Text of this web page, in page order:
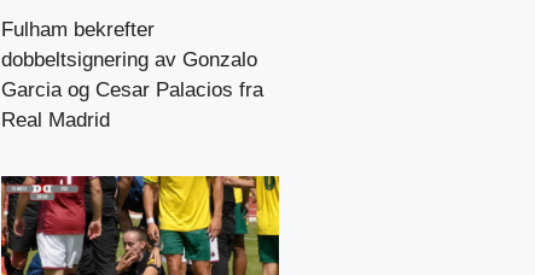
Fulham bekrefter
dobbeltsignering av Gonzalo
Garcia og Cesar Palacios fra
Real Madrid